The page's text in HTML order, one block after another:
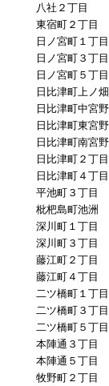
八社２丁目
東宿町２丁目
日ノ宮町１丁目
日ノ宮町３丁目
日ノ宮町５丁目
日比津町上ノ畑
日比津町中宮野
日比津町東宮野
日比津町南宮野
日比津町２丁目
日比津町４丁目
平池町３丁目
枇杷島町池洲
深川町１丁目
深川町３丁目
藤江町２丁目
藤江町４丁目
二ツ橋町１丁目
二ツ橋町３丁目
二ツ橋町５丁目
本陣通３丁目
本陣通５丁目
牧野町２丁目